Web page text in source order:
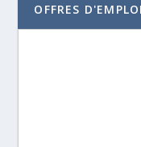
OFFRES D'EMPLOI